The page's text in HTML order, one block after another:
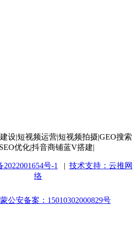
设|短视频运营|短视频拍摄|GEO搜索
优化|抖音商铺蓝V搭建|
2022001654号-1 | 技术支持：云推网
络
蒙公安备案：15010302000829号